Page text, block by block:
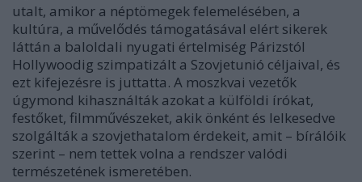
utalt, amikor a néptömegek felemelésében, a
kultúra, a művelődés támogatásával elért sikerek
láttán a baloldali nyugati értelmiség Párizstól
Hollywoodig szimpatizált a Szovjetunió céljaival, és
ezt kifejezésre is juttatta. A moszkvai vezetők
úgymond kihasználták azokat a külföldi írókat,
festőket, filmművészeket, akik önként és lelkesedve
szolgálták a szovjethatalom érdekeit, amit – bírálóik
szerint – nem tettek volna a rendszer valódi
természetének ismeretében.